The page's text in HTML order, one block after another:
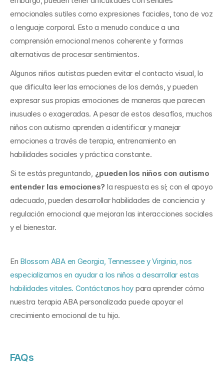
emocionales sutiles como expresiones faciales, tono de voz
o lenguaje corporal. Esto a menudo conduce a una
comprensión emocional menos coherente y formas
alternativas de procesar sentimientos.
Algunos niños autistas pueden evitar el contacto visual, lo
que dificulta leer las emociones de los demás, y pueden
expresar sus propias emociones de maneras que parecen
inusuales o exageradas. A pesar de estos desafíos, muchos
niños con autismo aprenden a identificar y manejar
emociones a través de terapia, entrenamiento en
habilidades sociales y práctica constante.
Si te estás preguntando, ¿pueden los niños con autismo
entender las emociones? la respuesta es sí; con el apoyo
adecuado, pueden desarrollar habilidades de conciencia y
regulación emocional que mejoran las interacciones sociales
y el bienestar.
En Blossom ABA en Georgia, Tennessee y Virginia, nos
especializamos en ayudar a los niños a desarrollar estas
habilidades vitales. Contáctanos hoy para aprender cómo
nuestra terapia ABA personalizada puede apoyar el
crecimiento emocional de tu hijo.
FAQs